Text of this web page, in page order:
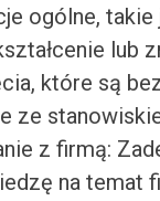
ogólne, takie
lub
które są
ze
z firmą:
na temat